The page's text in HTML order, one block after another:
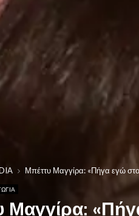
Μπέττυ Μαγγίρα: «Πήγα εγώ
Μαγγίρα: